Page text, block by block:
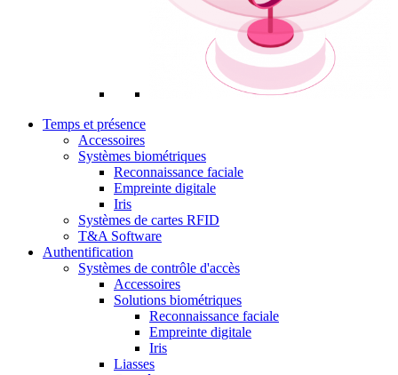
Temps et présence
Accessoires
Systèmes biométriques
Reconnaissance faciale
Empreinte digitale
Iris
Systèmes de cartes RFID
T&A Software
Authentification
Systèmes de contrôle d'accès
Accessoires
Solutions biométriques
Reconnaissance faciale
Empreinte digitale
Iris
Liasses